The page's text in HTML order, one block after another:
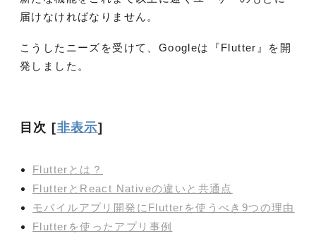
届けなければなりません。
こうしたニーズを受けて、Googleは『Flutter』を開
発しました。
目次 [非表示]
Flutterとは？
FlutterとReact Nativeの違いと共通点
モバイルアプリ開発にFlutterを使うべき9つの理由
Flutterを使ったアプリ事例